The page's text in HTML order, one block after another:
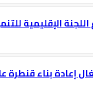
الإقليمية
إعادة بناء قنطرة